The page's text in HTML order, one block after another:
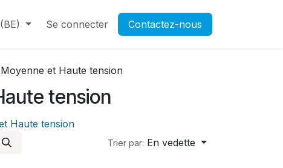
Contactez-nous Rendez-vous Ouverture d'un compte
Se connecter Contactez-nous
Moyenne et Haute tension
tension
Haute tension
Trier par: En vedette